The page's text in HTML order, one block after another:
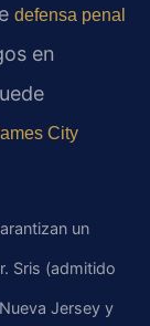
defensa penal
en
City
un
Sris (admitido
Jersey y